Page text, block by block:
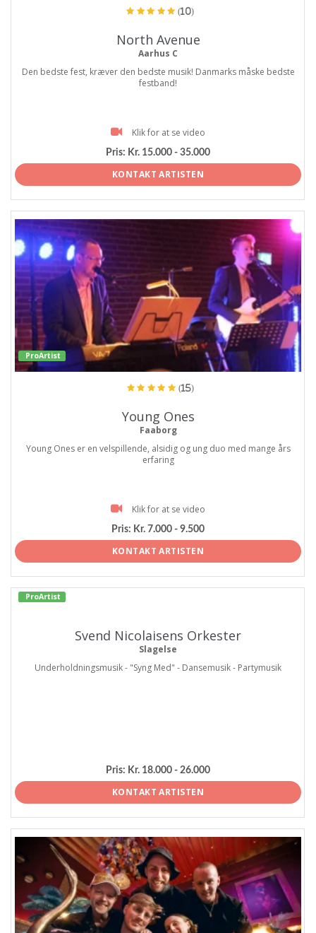
(10)
North Avenue
Aarhus C
Den bedste fest, kræver den bedste musik! Danmarks måske bedste
festband!
Klik for at se video
Pris: Kr. 15.000 - 35.000
KONTAKT ARTISTEN
ProArtist
(15)
Young Ones
Faaborg
Young Ones er en velspillende, alsidig og ung duo med mange års
erfaring
Klik for at se video
Pris: Kr. 7.000 - 9.500
KONTAKT ARTISTEN
ProArtist
Svend Nicolaisens Orkester
Slagelse
Underholdningsmusik - "Syng Med" - Dansemusik - Partymusik
Pris: Kr. 18.000 - 26.000
KONTAKT ARTISTEN